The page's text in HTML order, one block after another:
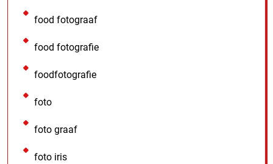
food fotograaf
food fotografie
foodfotografie
foto
foto graaf
foto iris